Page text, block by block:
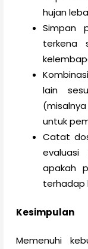
hujan
Simpan
terkena
lain
untuk
Catat
apakah
terhadap
Kesimpulan
Memenuhi